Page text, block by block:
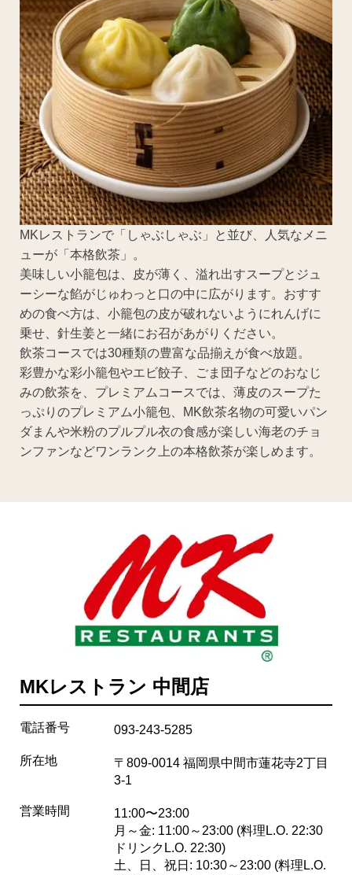
MKレストランで「しゃぶしゃぶ」と並び、人気なメニ
ューが「本格飲茶」。
美味しい小籠包は、皮が薄く、溢れ出すスープとジュ
ーシーな餡がじゅわっと口の中に広がります。おすす
めの食べ方は、小籠包の皮が破れないようにれんげに
乗せ、針生姜と一緒にお召があがりください。
飲茶コースでは30種類の豊富な品揃えが食べ放題。
彩豊かな彩小籠包やエビ餃子、ごま団子などのおなじ
みの飲茶を、プレミアムコースでは、薄皮のスープた
っぷりのプレミアム小籠包、MK飲茶名物の可愛いパン
ダまんや米粉のプルプル衣の食感が楽しい海老のチョ
ンファンなどワンランク上の本格飲茶が楽しめます。
MKレストラン 中間店
電話番号 093-243-5285
所在地
〒809-0014 福岡県中間市蓮花寺2丁目
3-1
営業時間
11:00〜23:00
月～金: 11:00～23:00 (料理L.O. 22:30
ドリンクL.O. 22:30)
土、日、祝日: 10:30～23:00 (料理L.O.